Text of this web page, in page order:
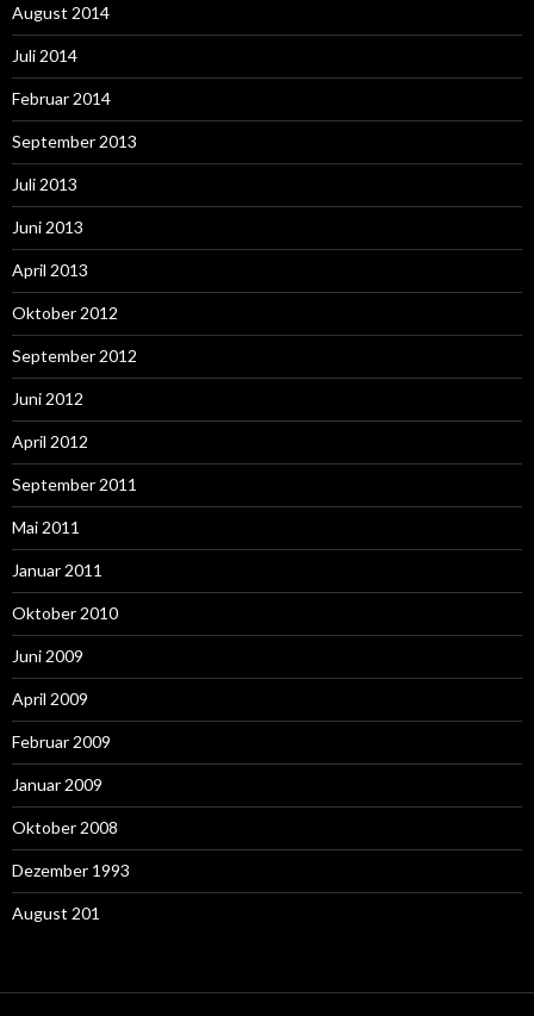
August 2014
Juli 2014
Februar 2014
September 2013
Juli 2013
Juni 2013
April 2013
Oktober 2012
September 2012
Juni 2012
April 2012
September 2011
Mai 2011
Januar 2011
Oktober 2010
Juni 2009
April 2009
Februar 2009
Januar 2009
Oktober 2008
Dezember 1993
August 201